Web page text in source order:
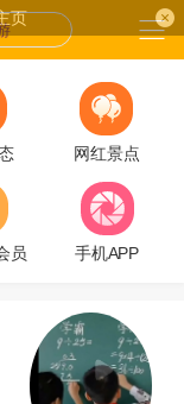
网红景点
员 手机APP
页